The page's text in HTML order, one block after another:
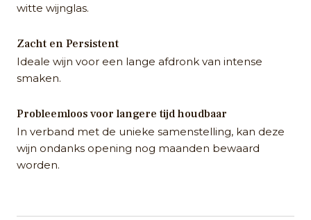
witte wijnglas.
Zacht en Persistent
Ideale wijn voor een lange afdronk van intense
smaken.
Probleemloos voor langere tijd houdbaar
In verband met de unieke samenstelling, kan deze
wijn ondanks opening nog maanden bewaard
worden.